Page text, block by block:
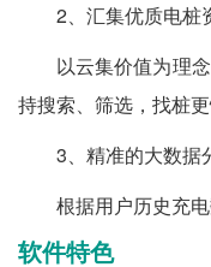
2、汇集优质电桩
以云集价值为理
持搜索、筛选，找桩
3、精准的大数据
根据用户历史充
软件特色